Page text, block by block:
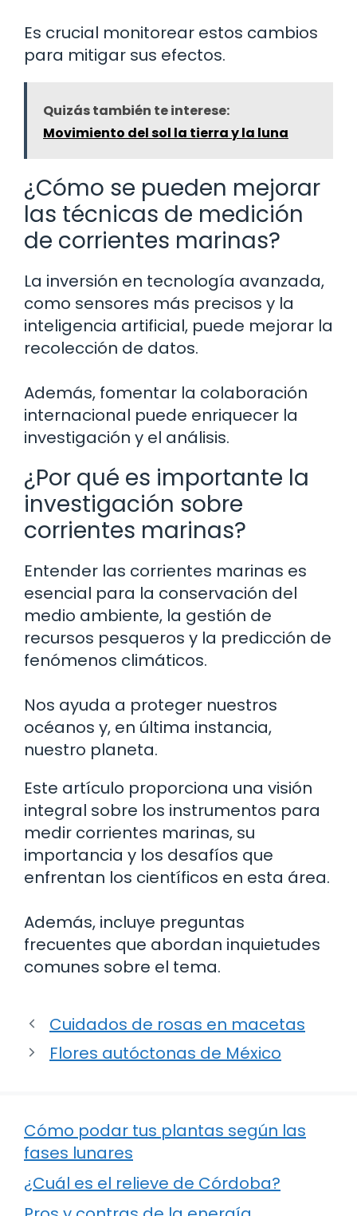
Es crucial monitorear estos cambios
para mitigar sus efectos.
Quizás también te interese:
Movimiento del sol la tierra y la luna
¿Cómo se pueden mejorar
las técnicas de medición
de corrientes marinas?
La inversión en tecnología avanzada,
como sensores más precisos y la
inteligencia artificial, puede mejorar la
recolección de datos.
Además, fomentar la colaboración
internacional puede enriquecer la
investigación y el análisis.
¿Por qué es importante la
investigación sobre
corrientes marinas?
Entender las corrientes marinas es
esencial para la conservación del
medio ambiente, la gestión de
recursos pesqueros y la predicción de
fenómenos climáticos.
Nos ayuda a proteger nuestros
océanos y, en última instancia,
nuestro planeta.
Este artículo proporciona una visión
integral sobre los instrumentos para
medir corrientes marinas, su
importancia y los desafíos que
enfrentan los científicos en esta área.
Además, incluye preguntas
frecuentes que abordan inquietudes
comunes sobre el tema.
Cuidados de rosas en macetas
Flores autóctonas de México
Cómo podar tus plantas según las
fases lunares
¿Cuál es el relieve de Córdoba?